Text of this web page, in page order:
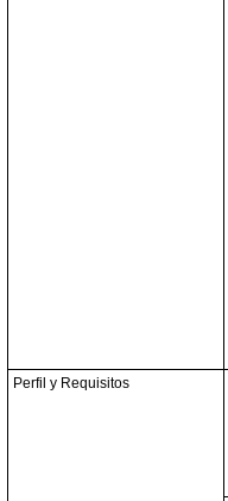
Perfil y Requisitos